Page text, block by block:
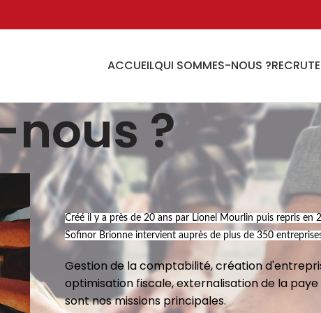
ACCUEILQUI SOMMES-NOUS ?
?
Créé il y a près de 20 ans par Lionel Mourlin puis repris en
Sofinor Brionne intervient auprès de plus de 350
Gestion de la comptabilité, création
optimisation fiscale, externalisation de la
sont nos missions principales.